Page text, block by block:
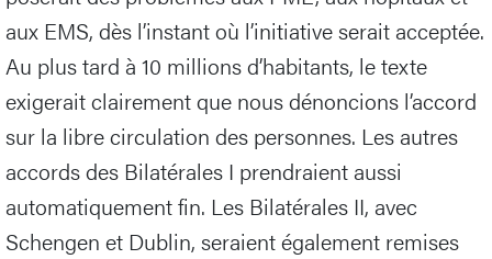
aux EMS, dès l’instant où l’initiative serait acceptée.
Au plus tard à 10 millions d’habitants, le texte
exigerait clairement que nous dénoncions l’accord
sur la libre circulation des personnes. Les autres
accords des Bilatérales I prendraient aussi
automatiquement fin. Les Bilatérales II, avec
Schengen et Dublin, seraient également remises